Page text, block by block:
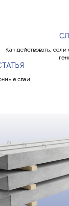
сваи
Как действовать,